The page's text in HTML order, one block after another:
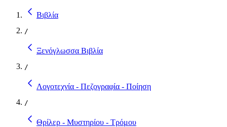
Βιβλία
/
Ξενόγλωσσα Βιβλία
/
Λογοτεχνία - Πεζογραφία - Ποίηση
/
Θρίλερ - Μυστηρίου - Τρόμου